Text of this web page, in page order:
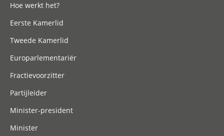
Hoe werkt het?
Eerste Kamerlid
Tweede Kamerlid
Europarlementariër
Fractievoorzitter
Partijleider
Minister-president
Minister